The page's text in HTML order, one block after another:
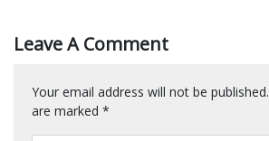
Leave A Comment
Your email address will not be published.
are marked *